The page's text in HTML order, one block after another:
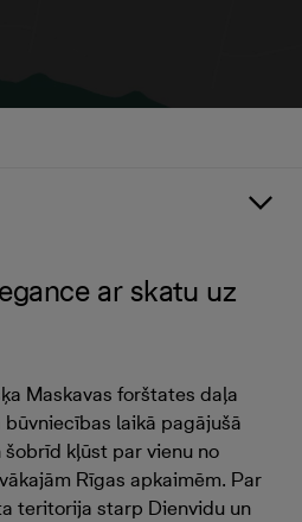
ar skatu uz
Maskavas forštates daļa
laikā pagājušā
kļūst par vienu no
Rīgas apkaimēm. Par
teritorija starp Dienvidu un